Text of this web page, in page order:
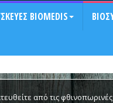
BIOMEDIS
από τις